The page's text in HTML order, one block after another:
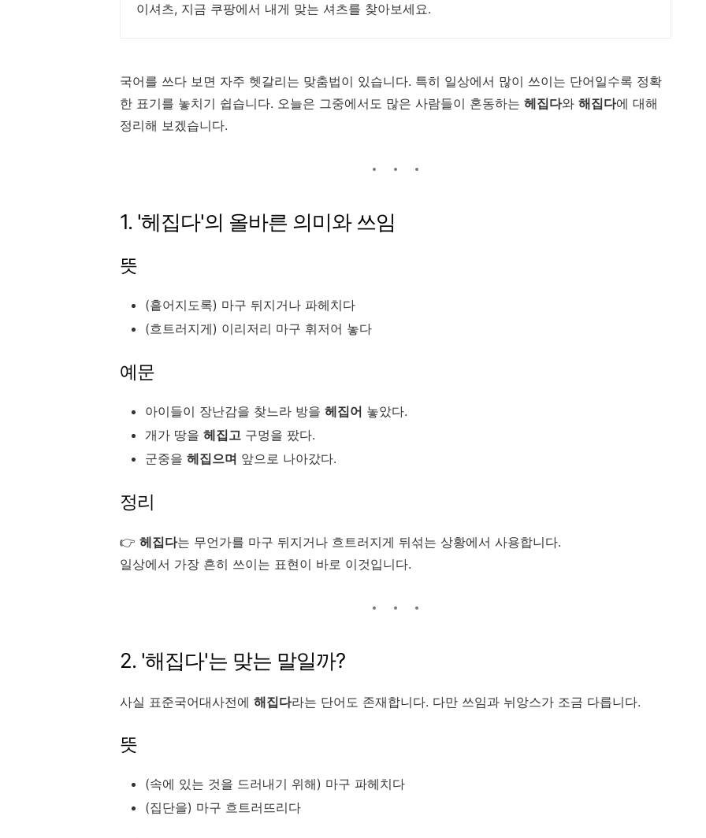
이셔츠, 지금 쿠팡에서 내게 맞는 셔츠를 찾아보세요.
국어를 쓰다 보면 자주 헷갈리는 맞춤법이 있습니다. 특히 일상에서 많이 쓰이는 단어일수록 정확
한 표기를 놓치기 쉽습니다. 오늘은 그중에서도 많은 사람들이 혼동하는 헤집다와 해집다에 대해
정리해 보겠습니다.
1. '헤집다'의 올바른 의미와 쓰임
뜻
(흩어지도록) 마구 뒤지거나 파헤치다
(흐트러지게) 이리저리 마구 휘저어 놓다
예문
아이들이 장난감을 찾느라 방을 헤집어 놓았다.
개가 땅을 헤집고 구멍을 팠다.
군중을 헤집으며 앞으로 나아갔다.
정리
👉 헤집다는 무언가를 마구 뒤지거나 흐트러지게 뒤섞는 상황에서 사용합니다.
일상에서 가장 흔히 쓰이는 표현이 바로 이것입니다.
2. '해집다'는 맞는 말일까?
사실 표준국어대사전에 해집다라는 단어도 존재합니다. 다만 쓰임과 뉘앙스가 조금 다릅니다.
뜻
(속에 있는 것을 드러내기 위해) 마구 파헤치다
(집단을) 마구 흐트러뜨리다